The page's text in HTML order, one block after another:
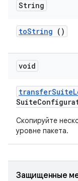
String
toString ()
void
transferSuite
Suite
Скопируйте
уровне пакета.
Защищенные